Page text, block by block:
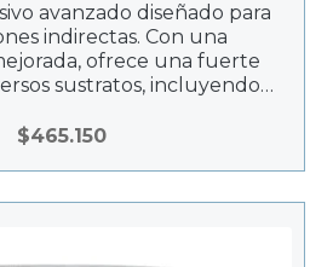
avanzado diseñado para
indirectas. Con una
ofrece una fuerte
sustratos, incluyendo
$465.150